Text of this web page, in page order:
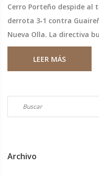
Cerro Porteño despide al
derrota 3‑1 contra
Nueva Olla. La directiva
LEER MÁS
Archivo